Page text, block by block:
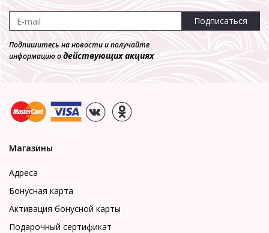
Подписаться
Подпишитесь на новости и получайте
информацию одействующих акциях
Магазины
Адреса
Бонусная карта
Активация бонусной карты
Подарочный сертификат